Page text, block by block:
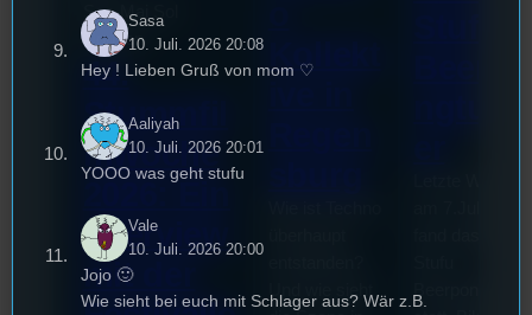
Sao-Mai Sol
Nguyen
44.
Stummfil
mwoche
2026: Ein
Interview
mit der
Kollekt
Sasa
10. Juli. 2026 20:08
Hey ! Lieben Gruß von mom ♡
Aaliyah
10. Juli. 2026 20:01
YOOO was geht stufu
Vale
10. Juli. 2026 20:00
Jojo 🙂
Wie sieht bei euch mit Schlager aus? Wär z.B.